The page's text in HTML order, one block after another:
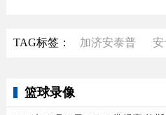
TAG标签： 加济安泰普 安
篮球录像